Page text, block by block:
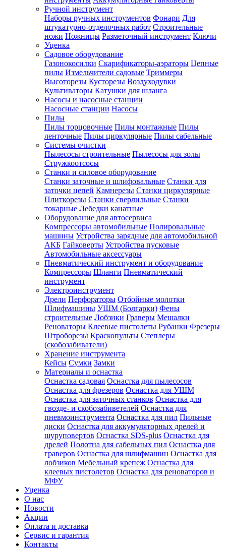
Ручной инструмент
Наборы ручных инструментов Фонари Для
штукатурно-отделочных работ Строительные
ножи Ножницы Разметочный инструмент Ключи
Уценка
Садовое оборудование
Газонокосилки Скарификаторы-аэраторы Цепные
пилы Измельчители садовые Триммеры
Высоторезы Кусторезы Воздуходувки
Культиваторы Катушки для шланга
Насосы и насосные станции
Насосные станции Насосы
Пилы
Пилы торцовочные Пилы монтажные Пилы
ленточные Пилы циркулярные Пилы сабельные
Системы очистки
Пылесосы строительные Пылесосы для золы
Стружкоотсосы
Станки и силовое оборудование
Станки заточные и шлифовальные Станки для
заточки цепей Камнерезы Станки циркулярные
Плиткорезы Станки сверлильные Станки
токарные Лебедки канатные
Оборудование для автосервиса
Компрессоры автомобильные Полировальные
машины Устройства зарядные для автомобильной
АКБ Гайковерты Устройства пусковые
Автомобильные аксессуары
Пневматический инструмент и оборудование
Компрессоры Шланги Пневматический
инструмент
Электроинструмент
Дрели Перфораторы Отбойные молотки
Шлифмашины УШМ (Болгарки) Фены
строительные Лобзики Граверы Мешалки
Реноваторы Клеевые пистолеты Рубанки Фрезеры
Штроборезы Краскопульты Степлеры
(скобозабиватели)
Хранение инструмента
Кейсы Сумки Замки
Материалы и оснастка
Оснастка садовая Оснастка для пылесосов
Оснастка для фрезеров Оснастка для УШМ
Оснастка для заточных станков Оснастка для
гвозде- и скобозабиветелей Оснастка для
пневмоинструмента Оснастка для пил Пильные
диски Оснастка для аккумуляторных дрелей и
шуруповертов Оснастка SDS-plus Оснастка для
дрелей Полотна для сабельных пил Оснастка для
граверов Оснастка для шлифмашин Оснастка для
лобзиков Мебельный крепеж Оснастка для
клеевых пистолетов Оснастка для реноваторов и
МФУ
Уценка
О нас
Новости
Акции
Оплата и доставка
Сервис и гарантия
Контакты